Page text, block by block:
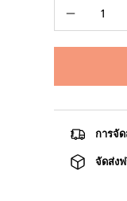
การจั
จัดส่ง